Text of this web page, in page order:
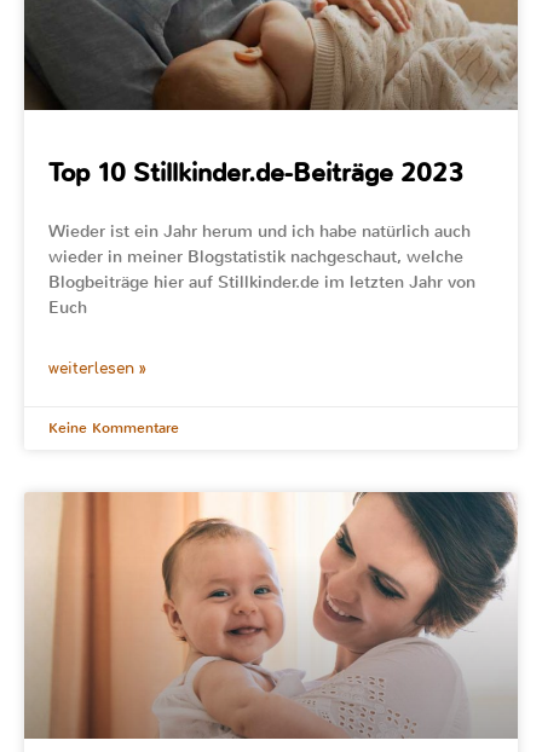
Top 10 Stillkinder.de-Beiträge 2023
Wieder ist ein Jahr herum und ich habe natürlich auch
wieder in meiner Blogstatistik nachgeschaut, welche
Blogbeiträge hier auf Stillkinder.de im letzten Jahr von
Euch
weiterlesen »
Keine Kommentare